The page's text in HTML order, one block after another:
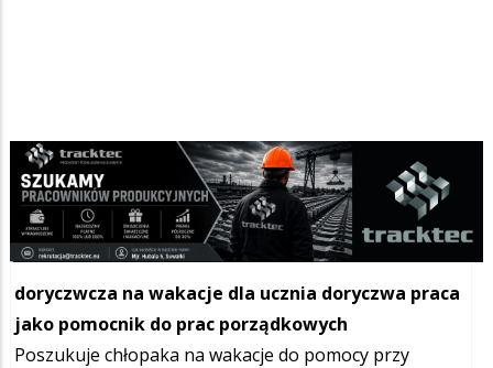
Szukana fraza w ogłoszeniach
doryczwcza na wakacje dla ucznia doryczwa praca
jako pomocnik do prac porządkowych
Poszukuje chłopaka na wakacje do pomocy przy